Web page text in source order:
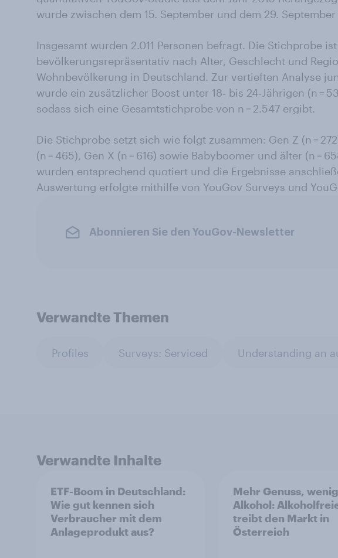
wurde zwischen dem 15. September und dem 29.
Insgesamt wurden 2.011 Personen befragt. Die Stichprobe ist
bevölkerungsrepräsentativ nach Alter, Geschlecht und
Wohnbevölkerung in Deutschland. Zur vertieften Analyse
wurde ein zusätzlicher Boost unter 18‑ bis 24‑Jährigen (n =
sodass sich eine Gesamtstichprobe von n = 2.547 ergibt.
Die Stichprobe setzt sich wie folgt zusammen: Gen Z (n =
(n = 465), Gen X (n = 616) sowie Babyboomer und älter (n =
wurden entsprechend quotiert und die Ergebnisse
Auswertung erfolgte mithilfe von YouGov Surveys und
Abonnieren Sie den YouGov-Newsletter
Verwandte Themen
Profiles Surveys: Serviced Understanding an
Verwandte Inhalte
ETF-Boom in Deutschland:
Wie gut kennen sich
Verbraucher mit dem
Anlageprodukt aus?
Mehr Genuss,
Alkohol:
treibt den Markt in
Österreich